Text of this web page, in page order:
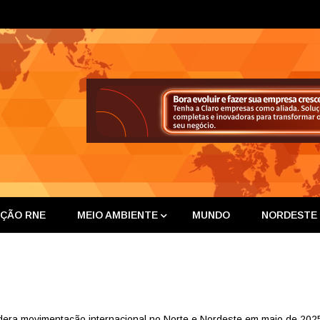
RNE MEIO AMBIENTE MUNDO NORDESTE